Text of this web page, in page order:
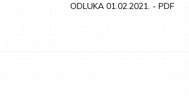
ODLUKA 01.02.2021. - PDF